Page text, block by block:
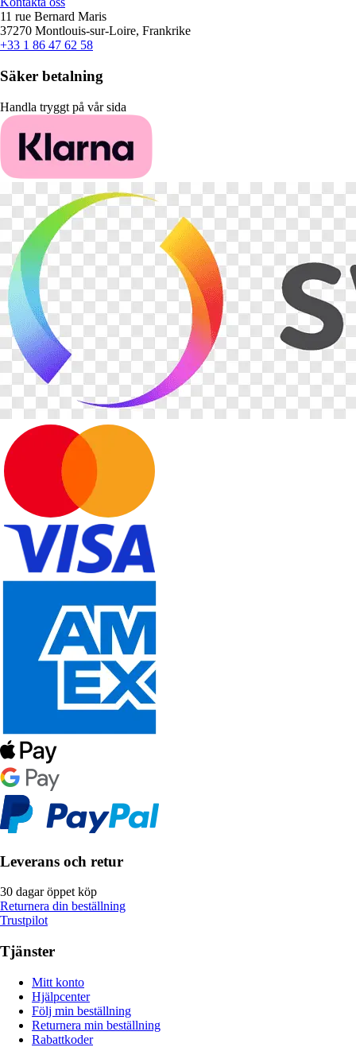
11 rue Bernard Maris
37270 Montlouis-sur-Loire, Frankrike
+33 1 86 47 62 58
Säker betalning
Handla tryggt på vår sida
Leverans och retur
30 dagar öppet köp
Returnera din beställning
Trustpilot
Tjänster
Mitt konto
Hjälpcenter
Följ min beställning
Returnera min beställning
Rabattkoder